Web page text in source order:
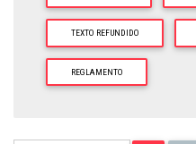
TEXTO REFUNDIDO
REGLAMENTO